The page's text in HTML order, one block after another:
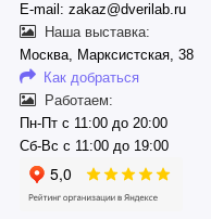
E-mail: zakaz@dverilab.ru
Наша выставка:
Москва, Марксистская, 38
Как добраться
Работаем:
Пн-Пт с 11:00 до 20:00
Сб-Вс с 11:00 до 19:00